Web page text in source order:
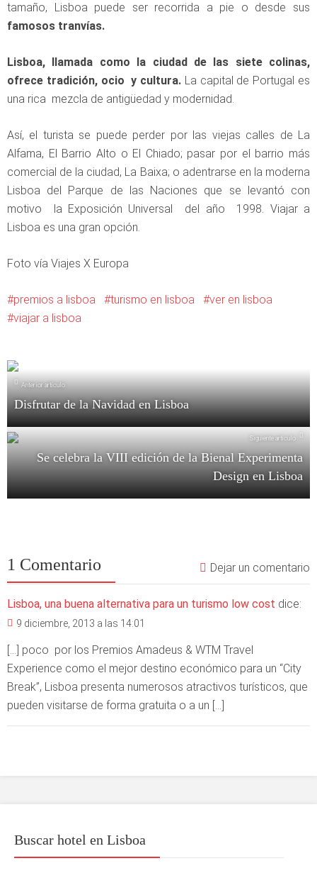
tamaño, Lisboa puede ser recorrida a pie o desde sus
famosos tranvías.
Lisboa, llamada como la ciudad de las siete colinas,
ofrece tradición, ocio y cultura. La capital de Portugal es
una rica mezcla de antigüedad y modernidad.
Así, el turista se puede perder por las viejas calles de La
Alfama, El Barrio Alto o El Chiado; pasar por el barrio más
comercial de la ciudad, La Baixa; o adentrarse en la moderna
Lisboa del Parque de las Naciones que se levantó con
motivo la Exposición Universal del año 1998. Viajar a
Lisboa es una gran opción.
Foto vía Viajes X Europa
premios a lisboa turismo en lisboa
ver en lisboa
viajar a lisboa
Anterior artículo
Disfrutar de la Navidad en Lisboa
Siguiente artículo
Se celebra la VIII edición de la Bienal Experimenta
Design en Lisboa
1 Comentario Dejar un comentario
Lisboa, una buena alternativa para un turismo low cost dice:
9 diciembre, 2013 a las 14:01
[…] poco por los Premios Amadeus & WTM Travel
Experience como el mejor destino económico para un “City
Break”, Lisboa presenta numerosos atractivos turísticos, que
pueden visitarse de forma gratuita o a un […]
Buscar hotel en Lisboa